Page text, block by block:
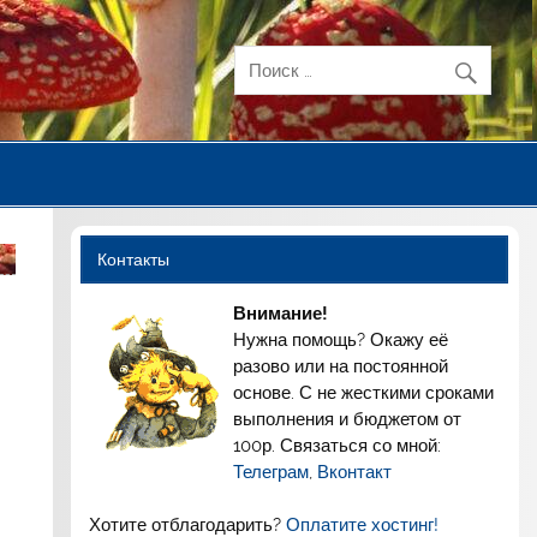
Контакты
Внимание!
Нужна помощь? Окажу её
разово или на постоянной
основе. С не жесткими сроками
выполнения и бюджетом от
100р. Связаться со мной:
Телеграм Вконтакт
Хотите отблагодарить?Оплатите хостинг!